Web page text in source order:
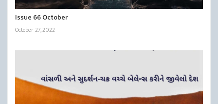
Issue 66 October
October 27, 2022